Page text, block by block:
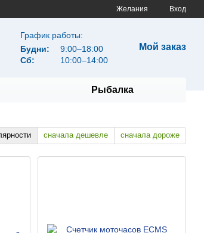
Желания Вход
График работы:
Будни:
9:00–18:00
Сб:
10:00–14:00
Мой заказ
Рыбалка
сначала дешевле сначала дороже